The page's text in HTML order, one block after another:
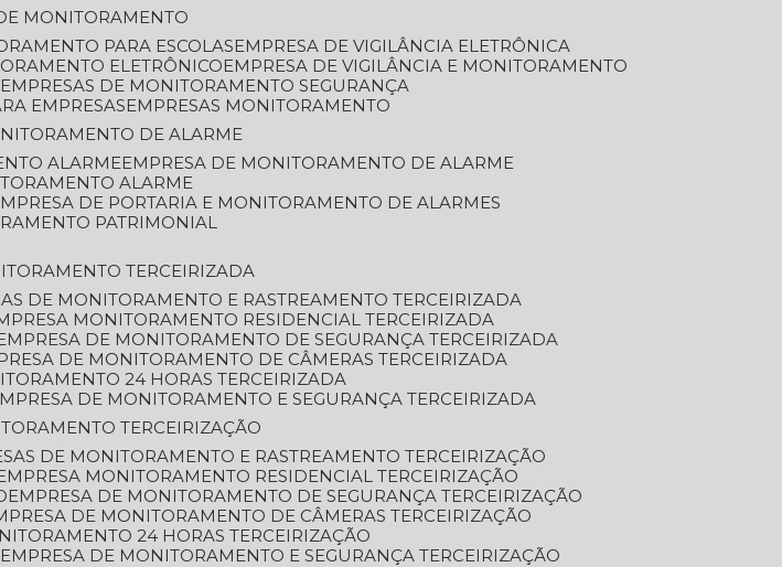
MONITORAMENTO
PARA ESCOLAS
EMPRESA DE VIGILÂNCIA ELETRÔNICA
ELETRÔNICO
EMPRESA DE VIGILÂNCIA E MONITORAMENTO
EMPRESAS DE MONITORAMENTO SEGURANÇA
EMPRESAS
EMPRESAS MONITORAMENTO
DE ALARME
ALARME
EMPRESA DE MONITORAMENTO DE ALARME
ALARME
EMPRESA DE PORTARIA E MONITORAMENTO DE ALARMES
PATRIMONIAL
TERCEIRIZADA
DE MONITORAMENTO E RASTREAMENTO TERCEIRIZADA
MONITORAMENTO RESIDENCIAL TERCEIRIZADA
EMPRESA DE MONITORAMENTO DE SEGURANÇA TERCEIRIZADA
DE MONITORAMENTO DE CÂMERAS TERCEIRIZADA
24 HORAS TERCEIRIZADA
EMPRESA DE MONITORAMENTO E SEGURANÇA TERCEIRIZADA
TERCEIRIZAÇÃO
DE MONITORAMENTO E RASTREAMENTO TERCEIRIZAÇÃO
EMPRESA MONITORAMENTO RESIDENCIAL TERCEIRIZAÇÃO
EMPRESA DE MONITORAMENTO DE SEGURANÇA TERCEIRIZAÇÃO
DE MONITORAMENTO DE CÂMERAS TERCEIRIZAÇÃO
24 HORAS TERCEIRIZAÇÃO
EMPRESA DE MONITORAMENTO E SEGURANÇA TERCEIRIZAÇÃO